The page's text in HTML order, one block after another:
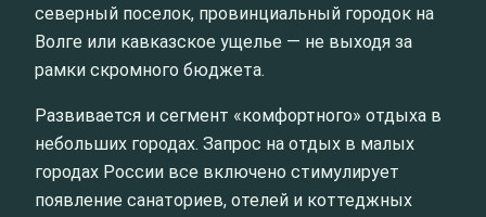
северный поселок, провинциальный городок на
Волге или кавказское ущелье — не выходя за
рамки скромного бюджета.
Развивается и сегмент «комфортного» отдыха в
небольших городах. Запрос на отдых в малых
городах России все включено стимулирует
появление санаториев, отелей и коттеджных